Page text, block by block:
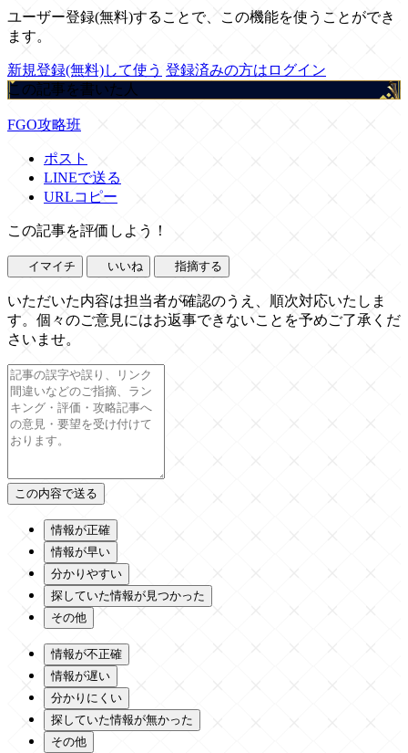
ユーザー登録(無料)することで、この機能を使うことができ
ます。
新規登録(無料)して使う 登録済みの方はログイン
この記事を書いた人
FGO攻略班
ポスト
LINEで送る
URLコピー
この記事を評価しよう！
イマイチ いいね 指摘する
いただいた内容は担当者が確認のうえ、順次対応いたしま
す。個々のご意見にはお返事できないことを予めご了承くだ
さいませ。
情報が正確
情報が早い
分かりやすい
探していた情報が見つかった
その他
情報が不正確
情報が遅い
分かりにくい
探していた情報が無かった
その他